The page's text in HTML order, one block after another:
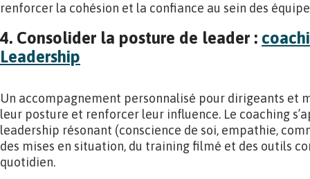
renforcer la cohésion et la confiance au sein des
4. Consolider la posture de leader :
Leadership
Un accompagnement personnalisé pour dirigeants et
leur posture et renforcer leur influence. Le coaching
leadership résonant (conscience de soi, empathie,
des mises en situation, du training filmé et des outils
quotidien.